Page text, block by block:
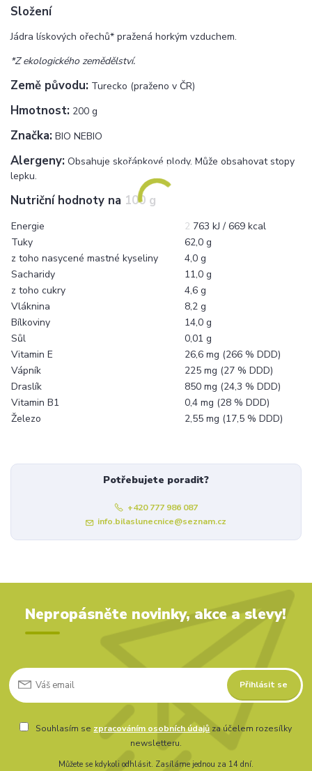
Složení
Jádra lískových ořechů* pražená horkým vzduchem.
*Z ekologického zemědělství.
Země původu: Turecko (praženo v ČR)
Hmotnost: 200 g
Značka: BIO NEBIO
Alergeny: Obsahuje skořápkové plody. Může obsahovat stopy
lepku.
Nutriční hodnoty na 100 g
Energie
2 763 kJ / 669 kcal
Tuky
62,0 g
z toho nasycené mastné kyseliny
4,0 g
Sacharidy
11,0 g
z toho cukry
4,6 g
Vláknina
8,2 g
Bílkoviny
14,0 g
Sůl
0,01 g
Vitamin E
26,6 mg (266 % DDD)
Vápník
225 mg (27 % DDD)
Draslík
850 mg (24,3 % DDD)
Vitamin B1
0,4 mg (28 % DDD)
Železo
2,55 mg (17,5 % DDD)
Potřebujete poradit?
+420 777 986 087
info.bilaslunecnice@seznam.cz
Nepropásněte novinky, akce a slevy!
Přihlásit se
Souhlasím se zpracováním osobních údajů za účelem rozesílky
newsletteru.
Můžete se kdykoli odhlásit. Zasíláme jednou za 14 dní.